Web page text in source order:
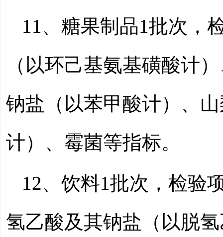
11、糖果制品1批次，
（以环己基氨基磺酸计
钠盐（以苯甲酸计）、
计）、霉菌等指标。
12、饮料1批次，检验
氢乙酸及其钠盐（以脱